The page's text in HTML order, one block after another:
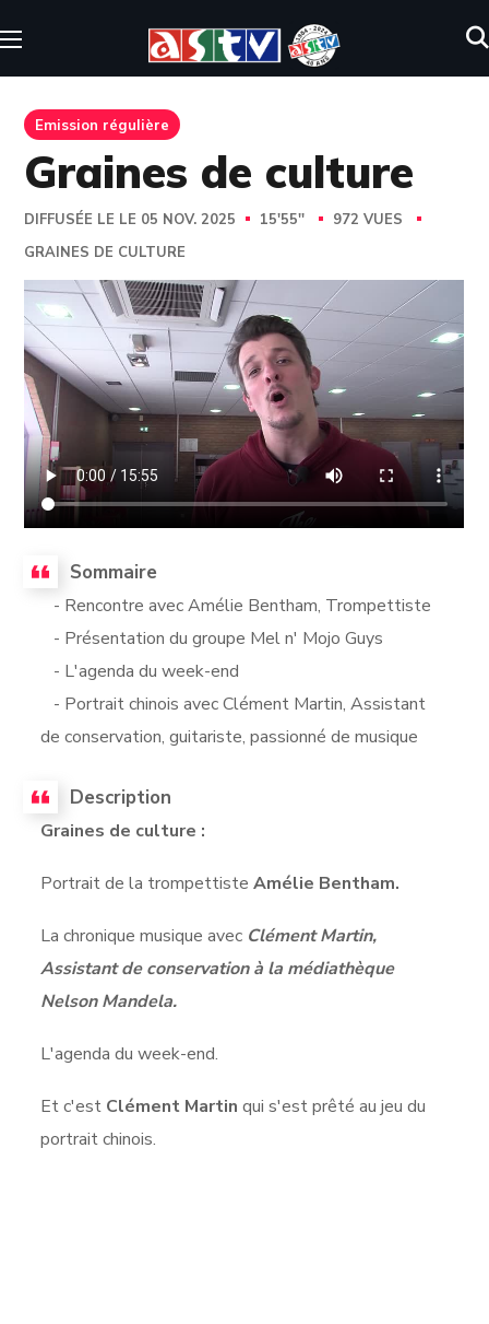
Emission régulière
Graines de culture
DIFFUSÉE LE LE 05 NOV. 2025 15'55''
972 VUES
GRAINES DE CULTURE
Sommaire
- Rencontre avec Amélie Bentham, Trompettiste
- Présentation du groupe Mel n' Mojo Guys
- L'agenda du week-end
- Portrait chinois avec Clément Martin, Assistant
de conservation, guitariste, passionné de musique
Description
Graines de culture :
Portrait de la trompettisteAmélie Bentham.
La chronique musique avec Clément Martin,
Assistant de conservation à la médiathèque
Nelson Mandela.
L'agenda du week-end.
Et c'est Clément Martin qui s'est prêté au jeu du
portrait chinois.